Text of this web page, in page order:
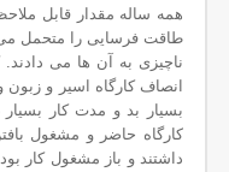
همه ساله مقدار قابل
طاقت فرسایی را متحمل
انصاف کارگاه اسیر و
بسیار بد و مدت کار
کارگاه حاضر و مشغول
داشتند و باز مشغول کار